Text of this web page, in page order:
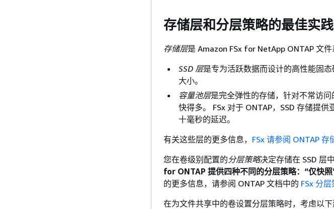
存储层和分层策略的最佳实践
存储层是 Amazon FSx for NetApp ONTAP 文
SSD 层是专为活跃数据而设计的高性能固
大小。
容量池层是完全弹性的存储，针对不常访
快得多。 FSx 对于 ONTAP，SSD 存储提
十毫秒的延迟。
有关这些层的更多信息， FSx 请参阅 ONTAP 存
您在卷级别配置的分层策略决定存储在 SSD 层
for ONTAP 提供四种不同的分层策略：“仅快照
的更多信息，请参阅 ONTAP 文档中的 FSx 分
在为文件共享中的卷设置分层策略时，考虑以下